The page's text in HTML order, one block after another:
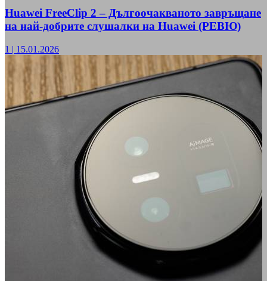
Huawei FreeClip 2 – Дългоочакваното завръщане
на най-добрите слушалки на Huawei (РЕВЮ)
1 | 15.01.2026